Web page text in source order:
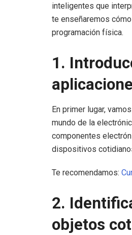
inteligentes que
te enseñaremos
programación física.
1.
En primer lugar,
mundo de la
componentes
dispositivos
Te recomendamos:
2.
objetos